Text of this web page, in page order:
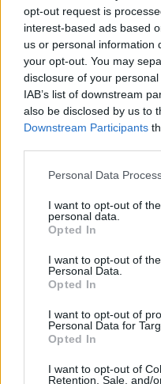
opt-out request is
interest-based ads based
us or personal information
your opt-out. You may
disclosure of your
IAB’s list of downstream
also be disclosed by us to
Downstream Participants
Personal Data
I want to opt-out of
personal data.
Opted In
I want to opt-out of
Personal Data.
Opted In
I want to opt-out of
Personal Data for
Opted In
I want to opt-out of
Retention, Sale, and/
dell’Ordine
Palio 2023, ecco chi
sul fronte sicurezza
PALIO DI LEGNANO -
Palio 2023,
strada e al